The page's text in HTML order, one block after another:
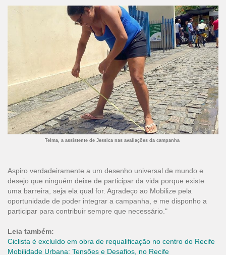
Telma, a assistente de Jessica nas avaliações da campanha
Aspiro verdadeiramente a um desenho universal de mundo e
desejo que ninguém deixe de participar da vida porque existe
uma barreira, seja ela qual for. Agradeço ao Mobilize pela
oportunidade de poder integrar a campanha, e me disponho a
participar para contribuir sempre que necessário."
Leia também:
Ciclista é excluído em obra de requalificação no centro do Recife
Mobilidade Urbana: Tensões e Desafios, no Recife